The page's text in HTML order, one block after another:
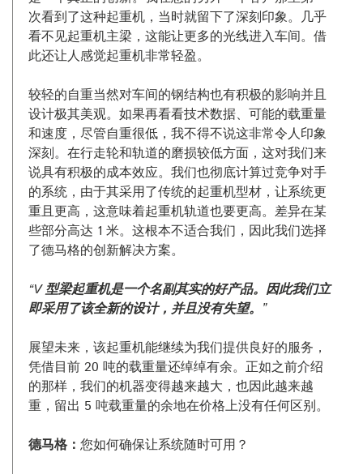
次看到了这种起重机，当时就留下了深刻印象。几乎
看不见起重机主梁，这能让更多的光线进入车间。借
此还让人感觉起重机非常轻盈。
较轻的自重当然对车间的钢结构也有积极的影响并且
设计极其美观。如果再看看技术数据、可能的载重量
和速度，尽管自重很低，我不得不说这非常令人印象
深刻。在行走轮和轨道的磨损较低方面，这对我们来
说具有积极的成本效应。我们也彻底计算过竞争对手
的系统，由于其采用了传统的起重机型材，让系统更
重且更高，这意味着起重机轨道也要更高。差异在某
些部分高达 1 米。这根本不适合我们，因此我们选择
了德马格的创新解决方案。
“V 型梁起重机是一个名副其实的好产品。因此我们立
即采用了该全新的设计，并且没有失望。”
展望未来，该起重机能继续为我们提供良好的服务，
凭借目前 20 吨的载重量还绰绰有余。正如之前介绍
的那样，我们的机器变得越来越大，也因此越来越
重，留出 5 吨载重量的余地在价格上没有任何区别。
德马格： 您如何确保让系统随时可用？